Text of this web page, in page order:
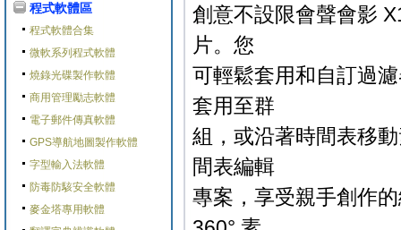
程式軟體區
程式軟體合集
微軟系列程式軟體
燒錄光碟製作軟體
商用管理勵志軟體
電子郵件傳真軟體
GPS導航地圖製作軟體
字型輸入法軟體
防毒防駭安全軟體
麥金塔專用軟體
創意不設限會聲會影
片。您
可輕鬆套用和自訂過
套用至群
組，或沿著時間表移
間表編輯
專案，享受親手創作